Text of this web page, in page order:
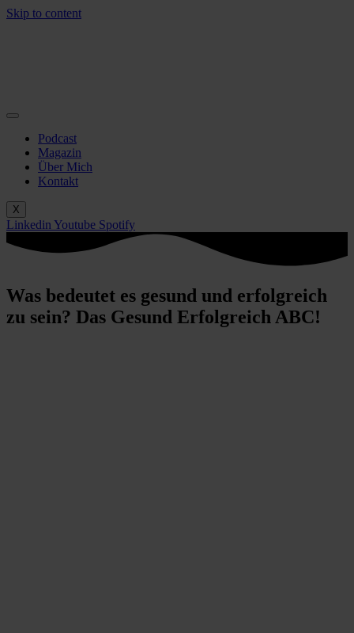
Skip to content
Podcast
Magazin
Über Mich
Kontakt
X
Linkedin Youtube Spotify
Was bedeutet es gesund und erfolgreich
zu sein? Das Gesund Erfolgreich ABC!